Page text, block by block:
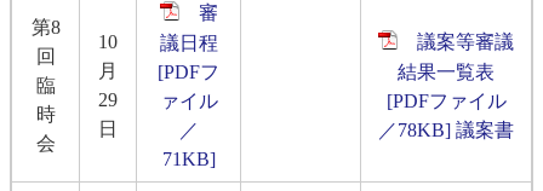
第8
回
臨
時
会
10
月
29
日
審
議日程
[PDFフ
ァイル
／
71KB]
議案等審議
結果一覧表
[PDFファイル
／78KB] 議案書